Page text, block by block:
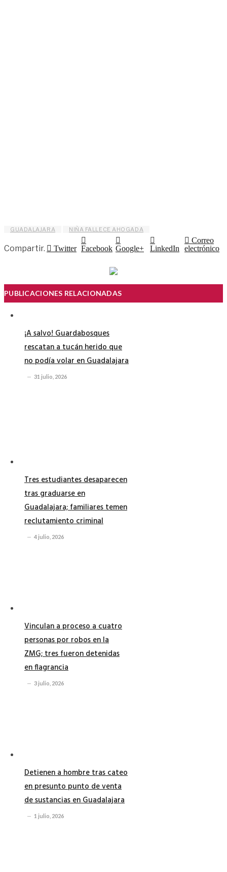
GUADALAJARA NIÑA FALLECE AHOGADA
Compartir. Twitter Facebook Google+ LinkedIn
Correo
electrónico
PUBLICACIONES RELACIONADAS
¡A salvo! Guardabosques
rescatan a tucán herido que
no podía volar en Guadalajara
31 julio, 2026
Tres estudiantes desaparecen
tras graduarse en
Guadalajara; familiares temen
reclutamiento criminal
4 julio, 2026
Vinculan a proceso a cuatro
personas por robos en la
ZMG; tres fueron detenidas
en flagrancia
3 julio, 2026
Detienen a hombre tras cateo
en presunto punto de venta
de sustancias en Guadalajara
1 julio, 2026